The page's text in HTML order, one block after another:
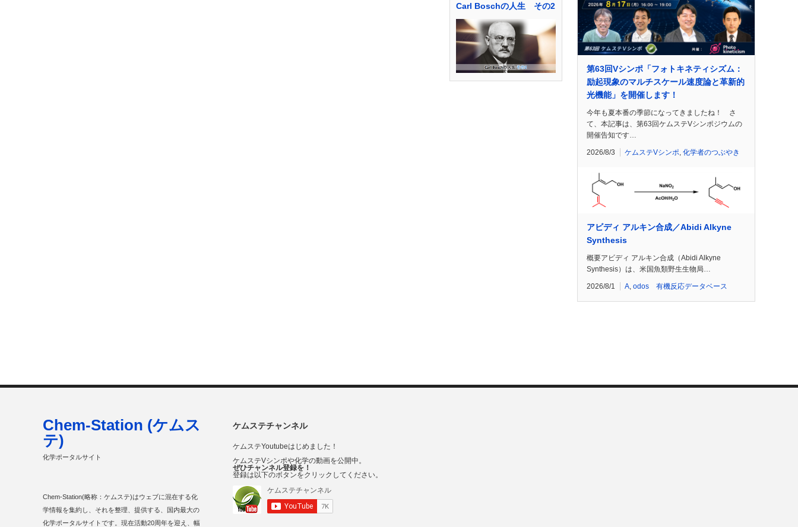
Carl Boschの人生 その2
第63回Vシンポ「フォトキネティシズム：
励起現象のマルチスケール速度論と革新的
光機能」を開催します！
今年も夏本番の季節になってきましたね！ さ
て、本記事は、第63回ケムステVシンポジウムの
開催告知です…
2026/8/3 ケムステVシンポ, 化学者のつぶやき
アビディ アルキン合成／Abidi Alkyne
Synthesis
概要アビディ アルキン合成（Abidi Alkyne
Synthesis）は、米国魚類野生生物局…
2026/8/1 A, odos 有機反応データベース
ケムステチャンネル
ケムステYoutubeはじめました！
ケムステVシンポや化学の動画を公開中。
ぜひチャンネル登録を！
登録は以下のボタンをクリックしてください。
Chem-Station (ケムス
テ)
化学ポータルサイト
Chem-Station(略称：ケムステ)はウェブに混在する化
学情報を集約し、それを整理、提供する、国内最大の
化学ポータルサイトです。現在活動20周年を迎え、幅